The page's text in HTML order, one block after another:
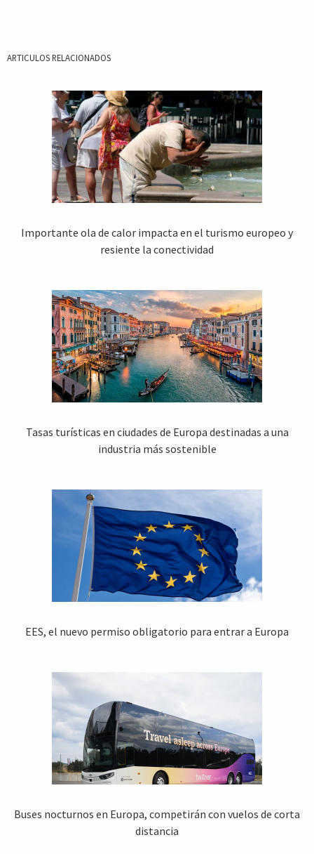
ARTICULOS RELACIONADOS
Importante ola de calor impacta en el turismo europeo y
resiente la conectividad
Tasas turísticas en ciudades de Europa destinadas a una
industria más sostenible
EES, el nuevo permiso obligatorio para entrar a Europa
Buses nocturnos en Europa, competirán con vuelos de corta
distancia